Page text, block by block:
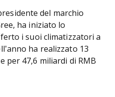
del marchio
ha iniziato lo
i suoi climatizzatori a
ha realizzato 13
per 47,6 miliardi di RMB